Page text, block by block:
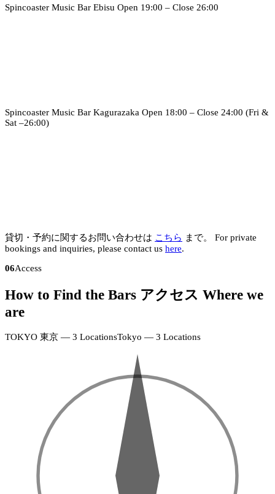
Spincoaster Music Bar Ebisu Open 19:00 – Close 26:00
Spincoaster Music Bar Kagurazaka Open 18:00 – Close 24:00 (Fri &
Sat –26:00)
貸切・予約に関するお問い合わせは こちら まで。
For private
bookings and inquiries, please contact us here.
06Access
How to Find the Bars アクセス Where we
are
TOKYO 東京 — 3 LocationsTokyo — 3 Locations
KAGURAZAKA
店
19:00–
EBISU
恵
比
寿
店
楽
24:00
N